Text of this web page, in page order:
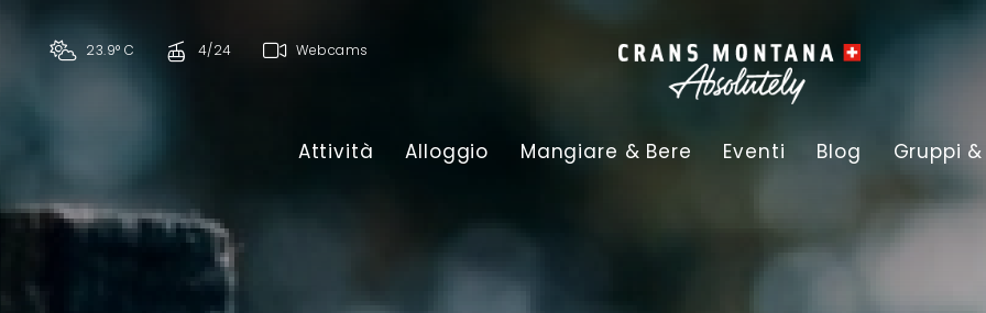
23.9° C 4/24 Webcams
Attività Alloggio Mangiare & Bere Eventi Blog Gruppi